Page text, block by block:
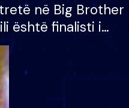
në Big Brother
është finalisti i
lë shtëpinë